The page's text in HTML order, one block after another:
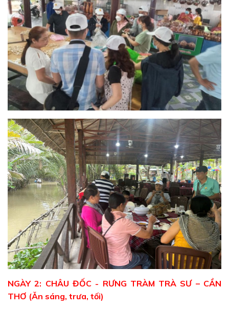
NGÀY 2: CHÂU ĐỐC - RƯNG TRÀM TRÀ SƯ – CẦN
THƠ (Ăn sáng, trưa, tối)